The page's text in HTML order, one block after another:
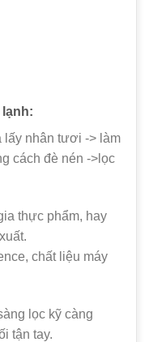
lạnh:
lấy nhân tươi -> làm
cách đè nén ->lọc
thực phẩm, hay
chất liệu máy
lọc kỹ càng
tận tay.